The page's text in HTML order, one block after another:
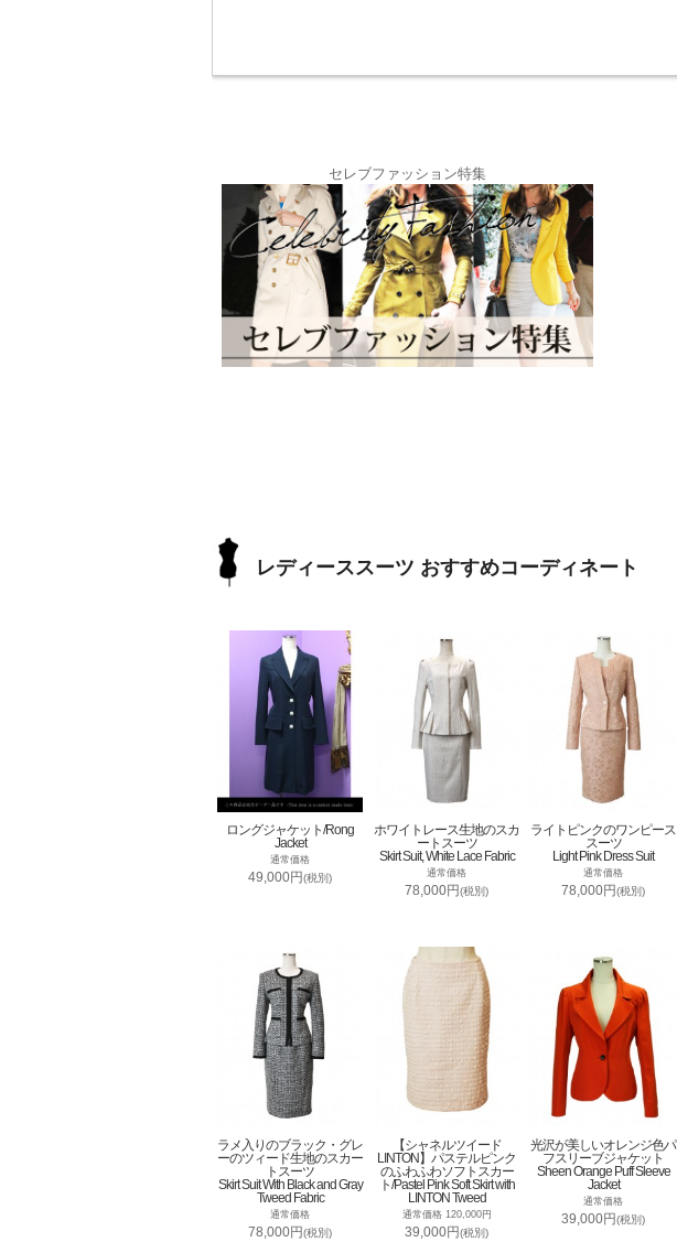
セレブファッション特集
レディーススーツ おすすめコーディネート
ロングジャケット/Rong
Jacket
通常価格
49,000円(税別)
ホワイトレース生地のスカ
ートスーツ
Skirt Suit, White Lace Fabric
通常価格
78,000円(税別)
ライトピンクのワンピース
スーツ
Light Pink Dress Suit
通常価格
78,000円(税別)
ラメ入りのブラック・グレ
ーのツィード生地のスカー
トスーツ
Skirt Suit With Black and Gray
Tweed Fabric
通常価格
78,000円(税別)
【シャネルツイード
LINTON】パステルピンク
のふわふわソフトスカー
ト/Pastel Pink Soft Skirt with
LINTON Tweed
通常価格 120,000円
39,000円(税別)
光沢が美しいオレンジ色パ
フスリーブジャケット
Sheen Orange Puff Sleeve
Jacket
通常価格
39,000円(税別)